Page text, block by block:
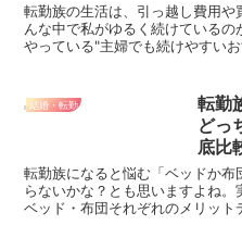
転勤族の生活は、引っ越し費用
んな中で私がゆるく続けている
やっている"主婦でも続けやすい
結婚・転勤
転勤
どっ
底比
転勤族になると悩む「ベッドか
らないかな？とも思いますよね。
ベッド・布団それぞれのメリット